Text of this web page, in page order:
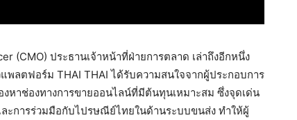
(CMO) ประธานเจ้าหน้าที่ฝ่ายการตลาด เล่าถึงอีกหนึ่ง
ลตฟอร์ม THAI THAI ได้รับความสนใจจากผู้ประกอบการ
หาช่องทางการขายออนไลน์ที่มีต้นทุนเหมาะสม ซึ่งจุดเด่น
ะการร่วมมือกับไปรษณีย์ไทยในด้านระบบขนส่ง ทำให้ผู้